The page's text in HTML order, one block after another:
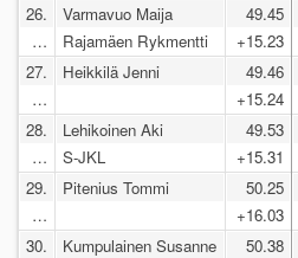
26.
…
Varmavuo Maija
Rajamäen Rykmentti
49.45
+15.23
27.
…
Heikkilä Jenni
49.46
+15.24
28.
…
Lehikoinen Aki
S-JKL
49.53
+15.31
29.
…
Pitenius Tommi
50.25
+16.03
30.
Kumpulainen Susanne
50.38